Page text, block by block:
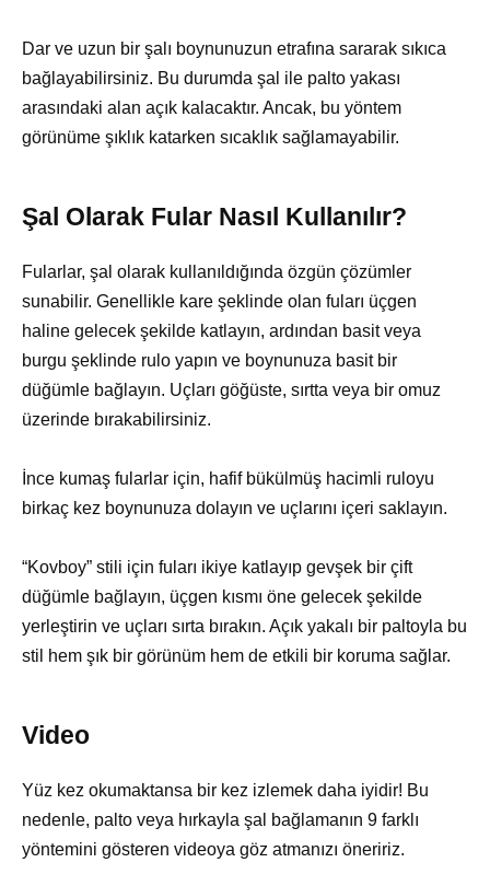
Dar ve uzun bir şalı boynunuzun etrafına sararak sıkıca
bağlayabilirsiniz. Bu durumda şal ile palto yakası
arasındaki alan açık kalacaktır. Ancak, bu yöntem
görünüme şıklık katarken sıcaklık sağlamayabilir.
Şal Olarak Fular Nasıl Kullanılır?
Fularlar, şal olarak kullanıldığında özgün çözümler
sunabilir. Genellikle kare şeklinde olan fuları üçgen
haline gelecek şekilde katlayın, ardından basit veya
burgu şeklinde rulo yapın ve boynunuza basit bir
düğümle bağlayın. Uçları göğüste, sırtta veya bir omuz
üzerinde bırakabilirsiniz.
İnce kumaş fularlar için, hafif bükülmüş hacimli ruloyu
birkaç kez boynunuza dolayın ve uçlarını içeri saklayın.
“Kovboy” stili için fuları ikiye katlayıp gevşek bir çift
düğümle bağlayın, üçgen kısmı öne gelecek şekilde
yerleştirin ve uçları sırta bırakın. Açık yakalı bir paltoyla bu
stil hem şık bir görünüm hem de etkili bir koruma sağlar.
Video
Yüz kez okumaktansa bir kez izlemek daha iyidir! Bu
nedenle, palto veya hırkayla şal bağlamanın 9 farklı
yöntemini gösteren videoya göz atmanızı öneririz.